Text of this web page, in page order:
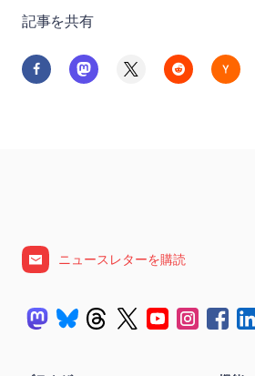
記事を共有
ニュースレターを購読